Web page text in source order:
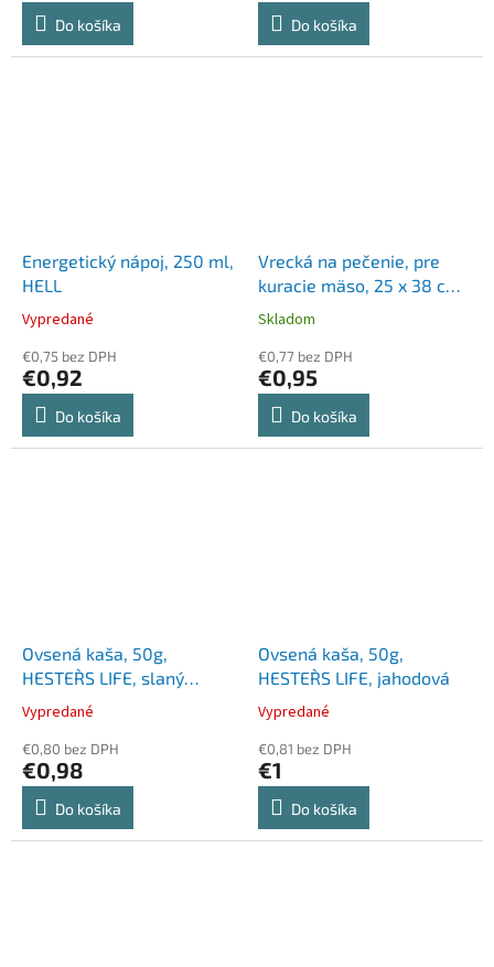
Do košíka Do košíka
Energetický nápoj, 250 ml,
HELL
Vypredané
€0,75 bez DPH
€0,92
Do košíka
Vrecká na pečenie, pre
kuracie mäso, 25 x 38 cm,
8 ks, TUTI
Skladom
€0,77 bez DPH
€0,95
Do košíka
Ovsená kaša, 50g,
HESTER`S LIFE, slaný
pekanový orech
Vypredané
€0,80 bez DPH
€0,98
Do košíka
Ovsená kaša, 50g,
HESTER`S LIFE, jahodová
Vypredané
€0,81 bez DPH
€1
Do košíka